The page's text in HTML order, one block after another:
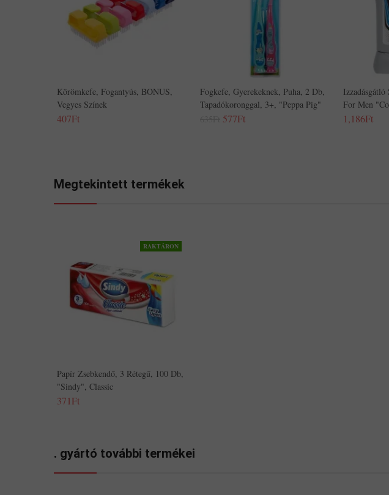
Körömkefe, Fogantyús, BONUS,
Vegyes Színek
407Ft
Fogkefe, Gyerekeknek, Puha, 2 Db,
Tapadókoronggal, 3+, "Peppa Pig"
577Ft
For Men
1,186Ft
Megtekintett termékek
RAKTÁRON
Papír Zsebkendő, 3 Rétegű, 100 Db,
"Sindy", Classic
371Ft
. gyártó további termékei